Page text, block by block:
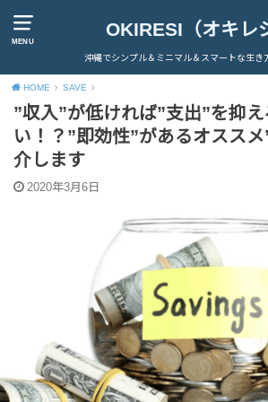
MENU
OKIRESI（オキレ
沖縄でシンプル＆ミニマル＆スマートな生き
HOME SAVE
”収入”が低ければ”支出”を抑
い！？”即効性”があるオスス
介します
2020年3月6日